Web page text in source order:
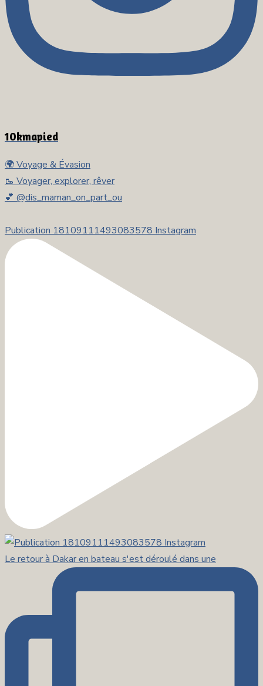
10kmapied
🌍 Voyage & Évasion
🥾 Voyager, explorer, rêver
💕 @dis_maman_on_part_ou
Publication 18109111493083578 Instagram
Le retour à Dakar en bateau s'est déroulé dans une